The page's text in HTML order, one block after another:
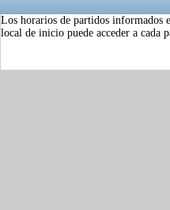
Los horarios de partidos informados
local de inicio puede acceder a cada